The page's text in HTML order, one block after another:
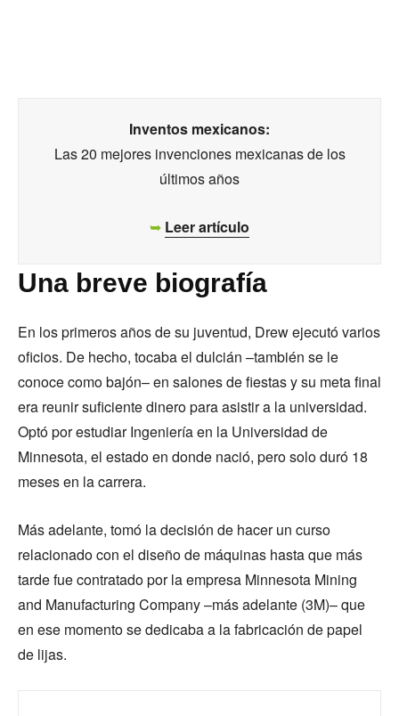
Inventos mexicanos:
Las 20 mejores invenciones mexicanas de los
últimos años
➥ Leer artículo
Una breve biografía
En los primeros años de su juventud, Drew ejecutó varios
oficios. De hecho, tocaba el dulcián –también se le
conoce como bajón– en salones de fiestas y su meta final
era reunir suficiente dinero para asistir a la universidad.
Optó por estudiar Ingeniería en la Universidad de
Minnesota, el estado en donde nació, pero solo duró 18
meses en la carrera.
Más adelante, tomó la decisión de hacer un curso
relacionado con el diseño de máquinas hasta que más
tarde fue contratado por la empresa Minnesota Mining
and Manufacturing Company –más adelante (3M)– que
en ese momento se dedicaba a la fabricación de papel
de lijas.